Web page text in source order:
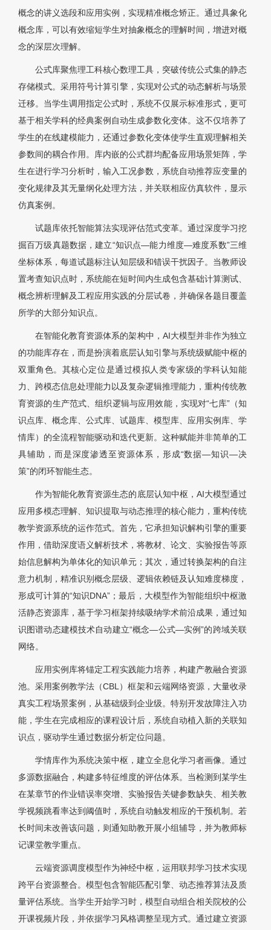
概念的讲义选段和应用实例，实现精准概念矫正。通过具象化
概念库，可以有效缩短学生对抽象概念的理解时间，增进对概
念的深层次理解。
公式库聚焦理工科核心数理工具，突破传统公式集的静态
存储模式。采用符号计算引擎，实现对公式的动态解析与场景
迁移。当学生调用指定公式时，系统不仅展示标准形式，更可
基于相关学科的经典案例自动生成参数化变体。这不仅培养了
学生的在线建模能力，还通过参数化变体使学生直观理解相关
参数间的耦合作用。库内嵌的公式群均配备应用场景矩阵，学
生在进行学习分析时，输入工况参数，系统自动推荐应变量的
变化规律及其无量纲化处理方法，并关联相应仿真软件，显示
仿真案例。
试题库依托智能算法实现评估范式变革。通过深度学习挖
掘百万级真题数据，建立“知识点—能力维度—难度系数”三维
坐标体系，每道试题标注认知层级和错误干扰因子。当教师设
置考查知识点时，系统能在短时间内生成包含基础计算测试、
概念辨析理解及工程应用实践的分层试卷，并确保各题目覆盖
所学的大部分知识点。
在智能化教育资源体系的架构中，AI大模型并非作为独立
的功能库存在，而是扮演着底层认知引擎与系统级赋能中枢的
双重角色。其核心定位是通过模拟人类专家级的学科认知能
力、跨模态信息处理能力以及复杂逻辑推理能力，重构传统教
育资源的生产范式、组织逻辑与应用效能，实现对“七库”（知
识点库、概念库、公式库、试题库、模型库、应用实例库、学
情库）的全流程智能驱动和迭代更新。这种赋能并非简单的工
具辅助，而是深度渗透至资源体系，形成“数据—知识—决
策”的闭环智能生态。
作为智能化教育资源生态的底层认知中枢，AI大模型通过
应用多模态理解、知识提取与动态推理的核心能力，重构传统
教学资源系统的运作范式。首先，它承担知识解构引擎的重要
作用，借助深度语义解析技术，将教材、论文、实验报告等原
始信息解构为单体化的知识单元；其次，通过转换架构的自注
意力机制，精准识别概念层级、逻辑依赖链及认知难度梯度，
形成可计算的“知识DNA”；最后，大模型作为智能组织中枢激
活静态资源库，基于学习框架持续吸纳学术前沿成果，通过知
识图谱动态建模技术自动建立“概念—公式—实例”的跨域关联
网络。
应用实例库将锚定工程实践能力培养，构建产教融合资源
池。采用案例教学法（CBL）框架和云端网络资源，大量收录
真实工程场景案例，从基础级到企业级。特别开发故障注入功
能，学生在完成相应的课程设计后，系统自动植入新的关联知
识点，驱动学生通过数据分析定位问题。
学情库作为系统决策中枢，建立全息化学习者画像。通过
多源数据融合，构建多特征维度的评估体系。当检测到某学生
在某章节的作业错误率突增、实验报告关键参数缺失、相关教
学视频跳看率达到阈值时，系统自动触发相应的干预机制。若
长时间未改善该问题，则通知助教开展小组辅导，并为教师标
记课堂教学重点。
云端资源调度模型作为神经中枢，运用联邦学习技术实现
跨平台资源整合。模型包含智能匹配引擎、动态推荐算法及质
量评估系统。当学生开始学习时，模型自动组合相关院校的公
开课视频片段，并依据学习风格调整呈现方式。通过建立资源